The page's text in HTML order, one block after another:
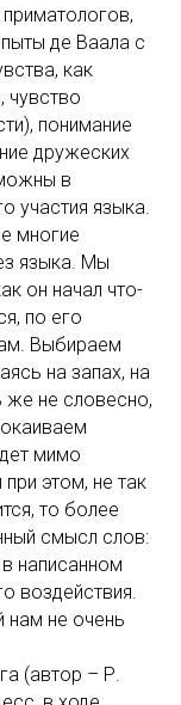
де Ваала с
как
чувство
понимание
дружеских
в
участия языка.
многие
языка. Мы
он начал что-
по его
Выбираем
на запах, на
же не словесно,
мимо
при этом, не так
то более
смысл слов:
написанном
воздействия.
нам не очень
(автор – Р.